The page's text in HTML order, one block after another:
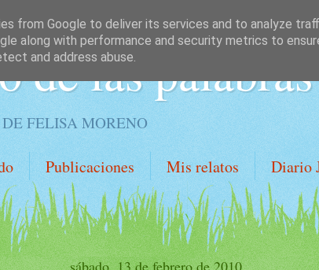
de las palabras
FELISA MORENO
Publicaciones Mis relatos Diario
sábado, 13 de febrero de 2010
from Google to deliver its services and to analyze
along with performance and security metrics to
and address abuse.